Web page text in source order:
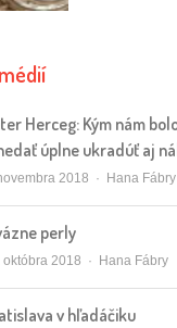
Herceg: Kým nám
úplne ukradúť aj
2018 Autor/ka
Hana Fábry
perly
októbra 2018 Autor/ka
Hana Fábry
v hľadáčiku